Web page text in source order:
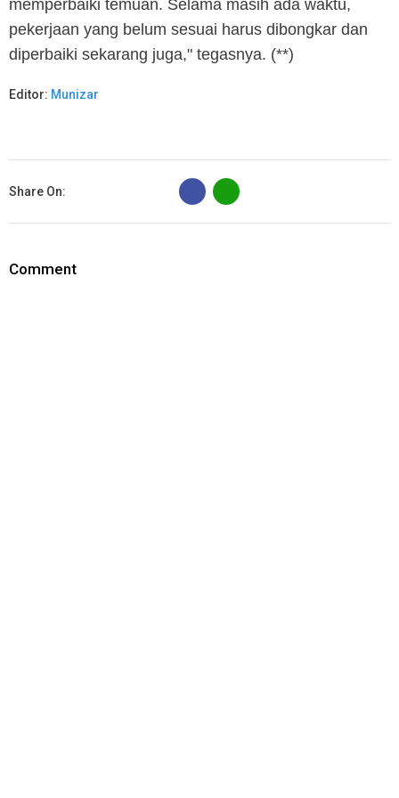
memperbaiki temuan. Selama masih ada waktu,
pekerjaan yang belum sesuai harus dibongkar dan
diperbaiki sekarang juga," tegasnya. (**)
Editor: Munizar
Share On:
B
Comment